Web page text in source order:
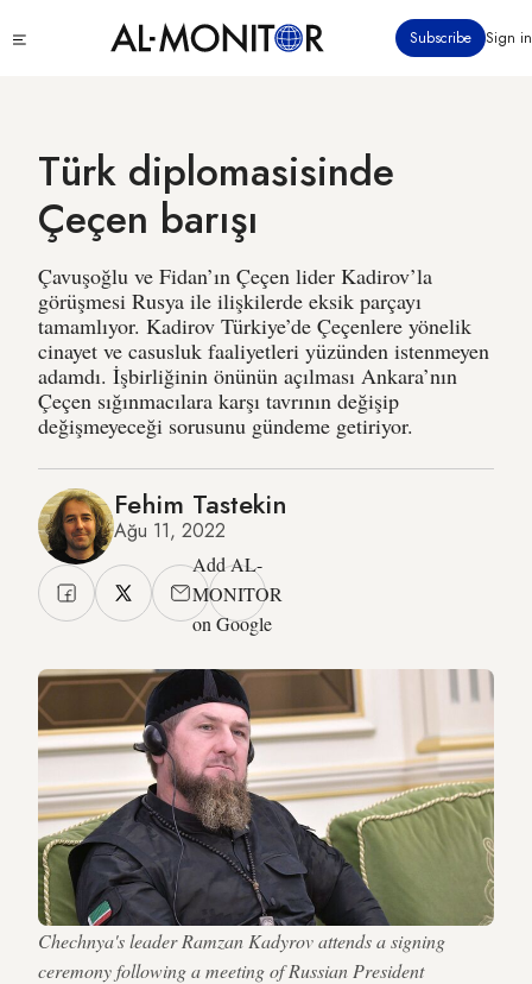
içeriğe
Subscribe Sign in
Türk diplomasisinde
Çeçen barışı
Çavuşoğlu ve Fidan’ın Çeçen lider Kadirov’la
görüşmesi Rusya ile ilişkilerde eksik parçayı
tamamlıyor. Kadirov Türkiye’de Çeçenlere yönelik
cinayet ve casusluk faaliyetleri yüzünden istenmeyen
adamdı. İşbirliğinin önünün açılması Ankara’nın
Çeçen sığınmacılara karşı tavrının değişip
değişmeyeceği sorusunu gündeme getiriyor.
Fehim Tastekin
Ağu 11, 2022
Add AL-
MONITOR
on Google
Chechnya's leader Ramzan Kadyrov attends a signing
ceremony following a meeting of Russian President